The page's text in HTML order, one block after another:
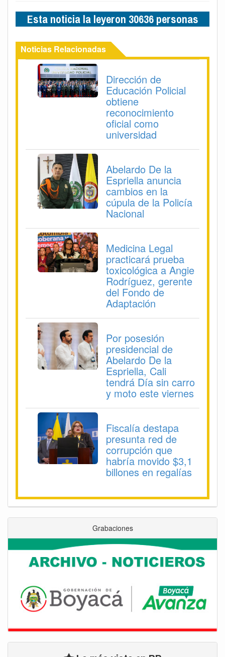
Esta noticia la leyeron 30636 personas
Noticias Relacionadas
Dirección de
Educación Policial
obtiene
reconocimiento
oficial como
universidad
Abelardo De la
Espriella anuncia
cambios en la
cúpula de la Policía
Nacional
Medicina Legal
practicará prueba
toxicológica a Angie
Rodríguez, gerente
del Fondo de
Adaptación
Por posesión
presidencial de
Abelardo De la
Espriella, Cali
tendrá Día sin carro
y moto este viernes
Fiscalía destapa
presunta red de
corrupción que
habría movido $3,1
billones en regalías
Grabaciones